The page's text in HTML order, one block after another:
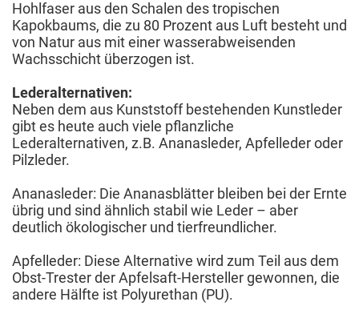
Hohlfaser aus den Schalen des tropischen
Kapokbaums, die zu 80 Prozent aus Luft besteht und
von Natur aus mit einer wasserabweisenden
Wachsschicht überzogen ist.
Lederalternativen:
Neben dem aus Kunststoff bestehenden Kunstleder
gibt es heute auch viele pflanzliche
Lederalternativen, z.B. Ananasleder, Apfelleder oder
Pilzleder.
Ananasleder: Die Ananasblätter bleiben bei der Ernte
übrig und sind ähnlich stabil wie Leder – aber
deutlich ökologischer und tierfreundlicher.
Apfelleder: Diese Alternative wird zum Teil aus dem
Obst-Trester der Apfelsaft-Hersteller gewonnen, die
andere Hälfte ist Polyurethan (PU).